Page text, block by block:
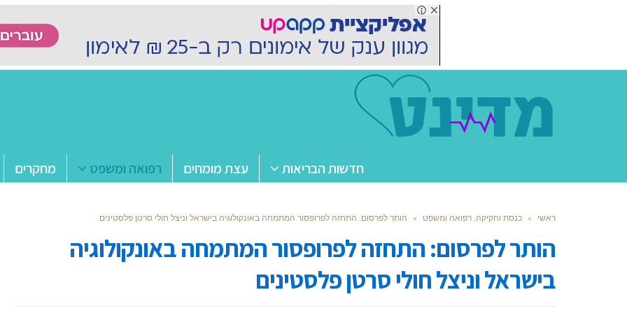
חדשות הבריאות עצת מומחים רפואה ומשפט מחקרים
ראשי » כנסת וחקיקה, רפואה ומשפט » הותר לפרסום: התחזה לפרופסור המתמחה באונקולוגיה בישראל וניצל חולי סרטן פלסטינים
הותר לפרסום: התחזה לפרופסור המתמחה באונקולוגיה
בישראל וניצל חולי סרטן פלסטינים